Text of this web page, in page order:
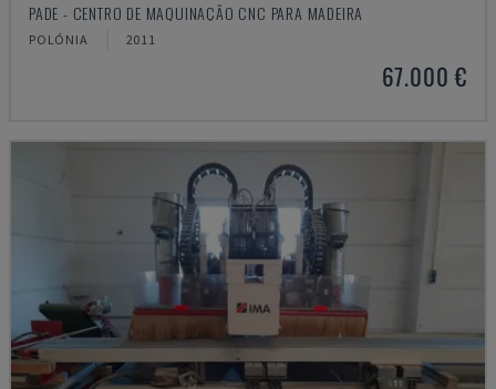
PADE - CENTRO DE MAQUINAÇÃO CNC PARA MADEIRA
POLÓNIA 2011
67.000 €